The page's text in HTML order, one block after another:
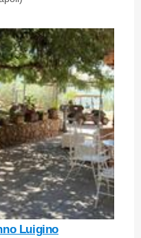
Luigino